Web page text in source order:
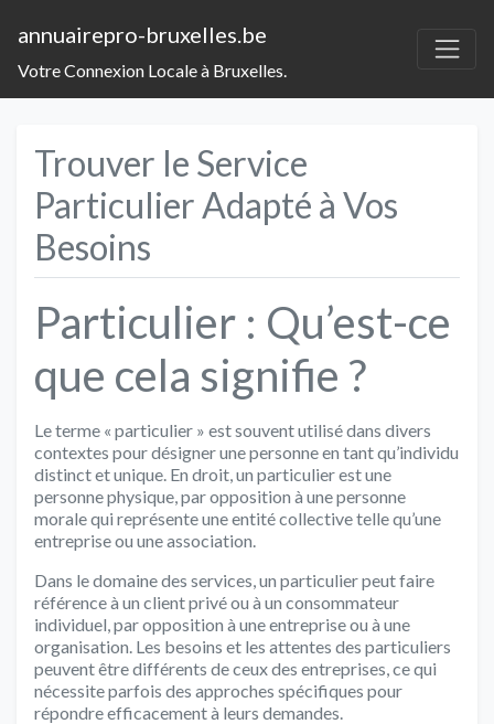
annuairepro-bruxelles.be
Votre Connexion Locale à Bruxelles.
Trouver le Service
Particulier Adapté à Vos
Besoins
Particulier : Qu’est-ce
que cela signifie ?
Le terme « particulier » est souvent utilisé dans divers
contextes pour désigner une personne en tant qu’individu
distinct et unique. En droit, un particulier est une
personne physique, par opposition à une personne
morale qui représente une entité collective telle qu’une
entreprise ou une association.
Dans le domaine des services, un particulier peut faire
référence à un client privé ou à un consommateur
individuel, par opposition à une entreprise ou à une
organisation. Les besoins et les attentes des particuliers
peuvent être différents de ceux des entreprises, ce qui
nécessite parfois des approches spécifiques pour
répondre efficacement à leurs demandes.